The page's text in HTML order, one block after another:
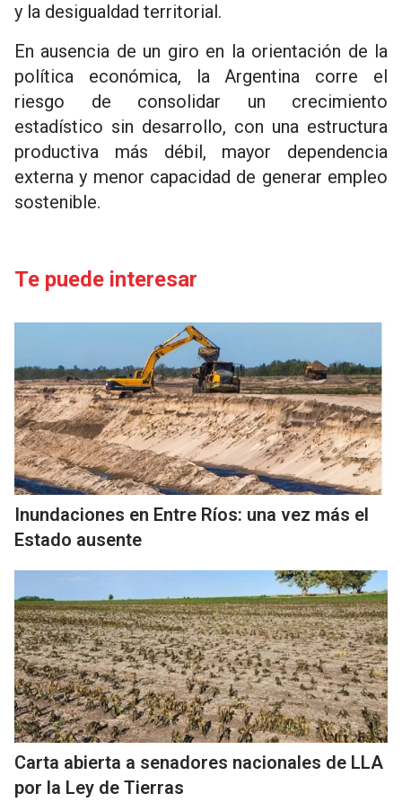
y la desigualdad territorial.
En ausencia de un giro en la orientación de la
política económica, la Argentina corre el
riesgo de consolidar un crecimiento
estadístico sin desarrollo, con una estructura
productiva más débil, mayor dependencia
externa y menor capacidad de generar empleo
sostenible.
Te puede interesar
Inundaciones en Entre Ríos: una vez más el
Estado ausente
Carta abierta a senadores nacionales de LLA
por la Ley de Tierras